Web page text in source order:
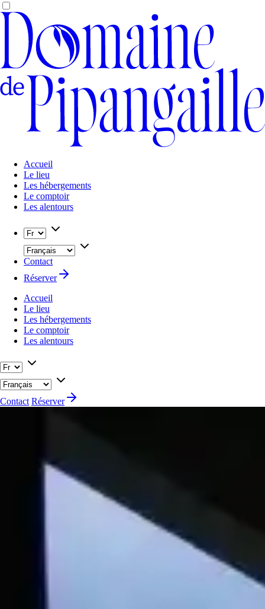
Accueil
Le lieu
Les hébergements
Le comptoir
Les alentours
Contact
Réserver
Accueil
Le lieu
Les hébergements
Le comptoir
Les alentours
Contact Réserver